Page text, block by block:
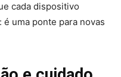
cada dispositivo
uma ponte para novas